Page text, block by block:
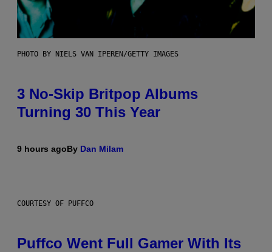
PHOTO BY NIELS VAN IPEREN/GETTY IMAGES
3 No-Skip Britpop Albums
Turning 30 This Year
9 hours agoBy Dan Milam
COURTESY OF PUFFCO
Puffco Went Full Gamer With Its